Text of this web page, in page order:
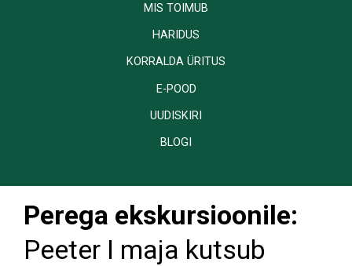
MIS TOIMUB
HARIDUS
KORRALDA ÜRITUS
E-POOD
UUDISKIRI
BLOGI
Perega ekskursioonile:
Peeter I maja kutsub